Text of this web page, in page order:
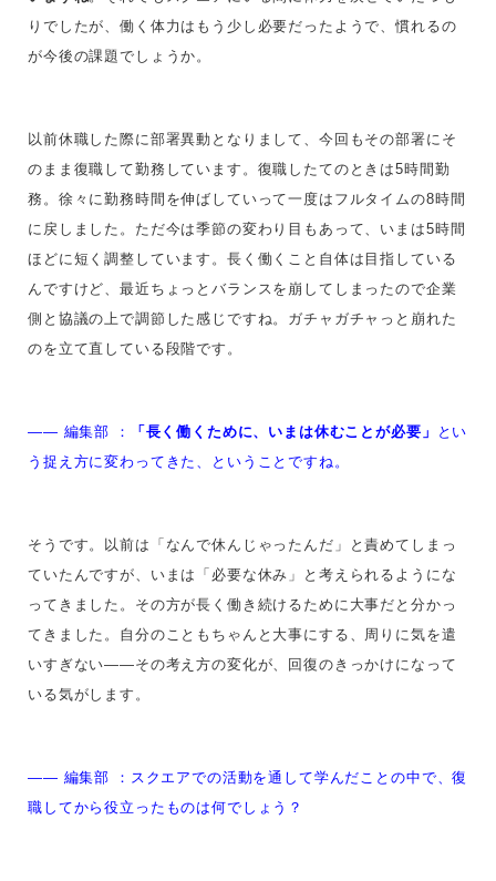
りでしたが、働く体力はもう少し必要だったようで、慣れるの
が今後の課題でしょうか。
以前休職した際に部署異動となりまして、今回もその部署にそ
のまま復職して勤務しています。復職したてのときは5時間勤
務。徐々に勤務時間を伸ばしていって一度はフルタイムの8時間
に戻しました。ただ今は季節の変わり目もあって、いまは5時間
ほどに短く調整しています。長く働くこと自体は目指している
んですけど、最近ちょっとバランスを崩してしまったので企業
側と協議の上で調節した感じですね。ガチャガチャっと崩れた
のを立て直している段階です。
—— 編集部 ： 「長く働くために、いまは休むことが必要」
とい
う捉え方に変わってきた、ということですね。
そうです。以前は「なんで休んじゃったんだ」と責めてしまっ
ていたんですが、いまは「必要な休み」と考えられるようにな
ってきました。その方が長く働き続けるために大事だと分かっ
てきました。自分のこともちゃんと大事にする、周りに気を遣
いすぎない――その考え方の変化が、回復のきっかけになって
いる気がします。
—— 編集部 ： スクエアでの活動を通して学んだことの中で、復
職してから役立ったものは何でしょう？